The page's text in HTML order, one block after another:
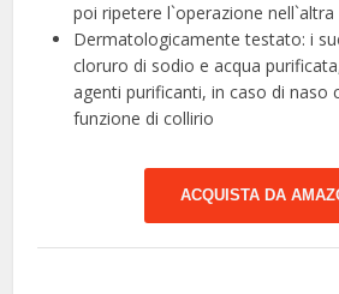
poi ripetere l`operazione nell`altra
Dermatologicamente testato: i
cloruro di sodio e acqua
agenti purificanti, in caso di naso
funzione di collirio
ACQUISTA DA